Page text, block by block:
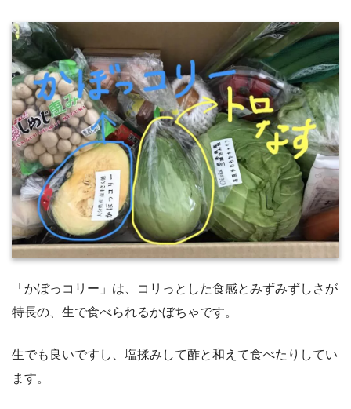
「かぼっコリー」は、コリっとした食感とみずみずしさが
特長の、生で食べられるかぼちゃです。
生でも良いですし、塩揉みして酢と和えて食べたりしてい
ます。